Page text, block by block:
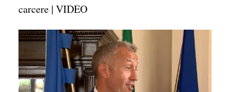
carcere | VIDEO